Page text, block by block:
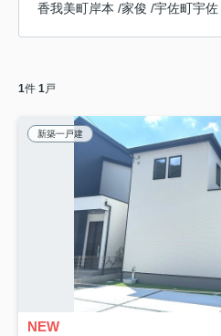
香我美町岸本 /家俊 /宇佐町宇佐
1件 1戸
新築一戸建
NEW